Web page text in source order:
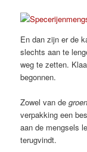
En dan zijn er de
slechts aan te
weg te zetten.
begonnen.
Zowel van de
verpakking een
aan de mengsels
terugvindt.